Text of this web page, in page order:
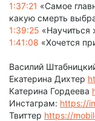
1:37:21 «Самое
какую смерть
1:39:25 «Научиться
1:41:08 «Хочется
Василий
Екатерина Дихтер
Катерина Гордеева
Инстаграм: https://
Твиттер https://